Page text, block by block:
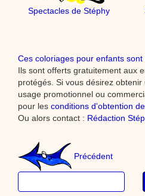
Spectacles de Stéphy
Ces coloriages pour enfants
Ils sont offerts gratuitement aux
protégés. Si vous désirez
usage promotionnel ou
pour les conditions d'obtention
Ou alors contact : Rédaction
Précédent